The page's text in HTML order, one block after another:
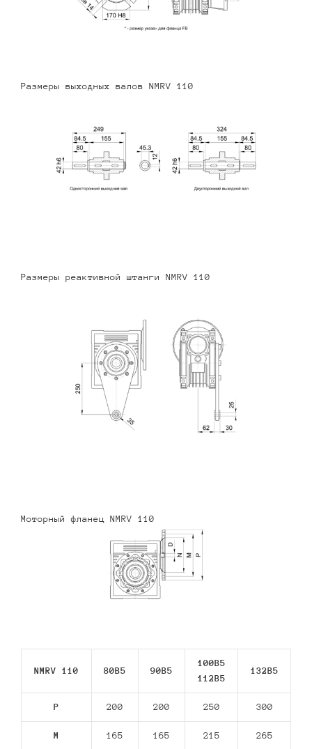
Размеры выходных валов NMRV 110
Размеры реактивной штанги NMRV 110
Моторный фланец NMRV 110
NMRV 110 80В5 90В5
100B5
112В5
132В5
P 200 200 250 300
M 165 165 215 265